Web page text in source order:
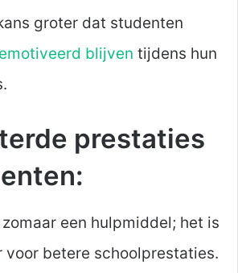
groter dat studenten
blijven tijdens hun
prestaties
een hulpmiddel; het is
voor betere schoolprestaties.